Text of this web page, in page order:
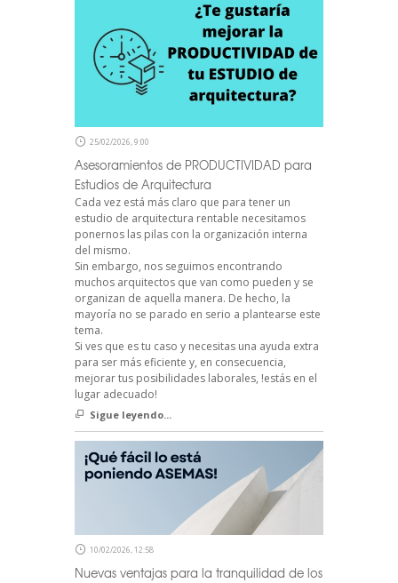
25/02/2026, 9:00
Asesoramientos de PRODUCTIVIDAD para
Estudios de Arquitectura
Cada vez está más claro que para tener un
estudio de arquitectura rentable necesitamos
ponernos las pilas con la organización interna
del mismo.
Sin embargo, nos seguimos encontrando
muchos arquitectos que van como pueden y se
organizan de aquella manera. De hecho, la
mayoría no se parado en serio a plantearse este
tema.
Si ves que es tu caso y necesitas una ayuda extra
para ser más eficiente y, en consecuencia,
mejorar tus posibilidades laborales, !estás en el
lugar adecuado!
Sigue leyendo...
10/02/2026, 12:58
Nuevas ventajas para la tranquilidad de los